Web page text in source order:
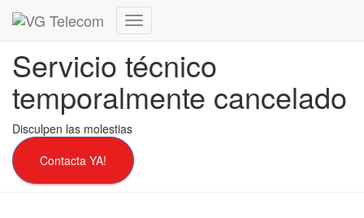
Cambiar
de
navegación
Servicio técnico
temporalmente cancelado
Disculpen las molestias
Contacta YA!